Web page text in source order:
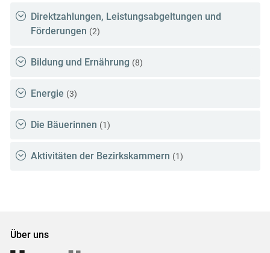
Direktzahlungen, Leistungsabgeltungen und
Förderungen (2)
Bildung und Ernährung (8)
Energie (3)
Die Bäuerinnen (1)
Aktivitäten der Bezirkskammern (1)
Über uns